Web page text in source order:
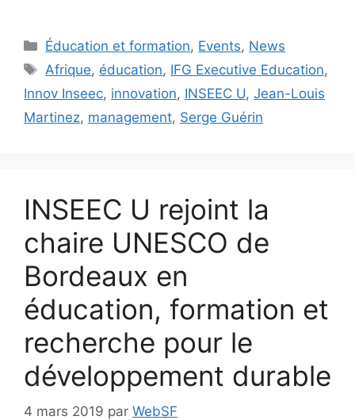
Catégories
Éducation et formation, Events, News
Étiquettes
Afrique, éducation, IFG Executive Education,
Innov Inseec, innovation, INSEEC U, Jean-Louis
Martinez, management, Serge Guérin
INSEEC U rejoint la
chaire UNESCO de
Bordeaux en
éducation, formation et
recherche pour le
développement durable
4 mars 2019 par WebSF